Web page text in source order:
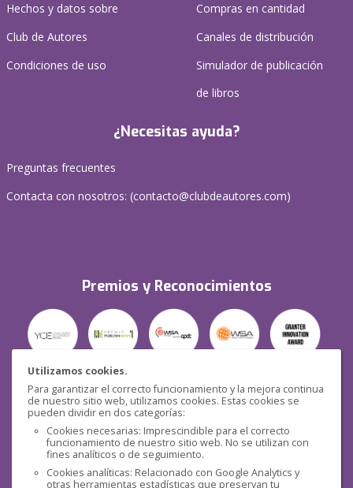
Utilizamos cookies.
Para garantizar el correcto funcionamiento y la mejora continua
de nuestro sitio web, utilizamos cookies. Estas cookies se
pueden dividir en dos categorías:
Cookies necesarias: Imprescindible para el correcto
funcionamiento de nuestro sitio web. No se utilizan con
fines analíticos o de seguimiento.
Cookies analíticas: Relacionado con Google Analytics y
otras herramientas estadísticas que preservan tu
Hechos y datos sobre
Club de Autores
Condiciones de uso
Compras en cantidad
Canales de distribución
Simulador de publicación
de libros
¿Necesitas ayuda?
Preguntas frecuentes
Contacta con nosotros: (contacto@clubdeautores.com)
Premios y Reconocimientos
Seguridad